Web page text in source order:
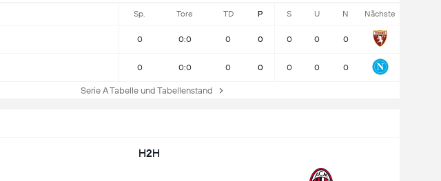
Sp. Tore TD P S U N Nächste
0 0:0 0 0 0 0 0
0 0:0 0 0 0 0 0
Serie A Tabelle und Tabellenstand
H2H